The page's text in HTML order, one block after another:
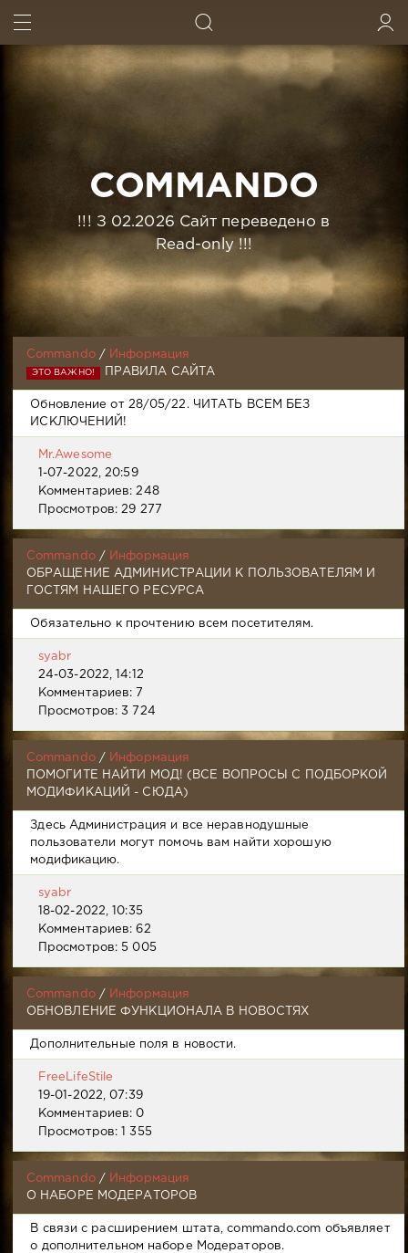
COMMANDO
!!! З 02.2026 Сайт переведено в
Read-only !!!
Commando/ Информация
ЭТО ВАЖНО! ПРАВИЛА САЙТА
Обновление от 28/05/22. ЧИТАТЬ ВСЕМ БЕЗ
ИСКЛЮЧЕНИЙ!
Mr.Awesome
1-07-2022, 20:59
Комментариев: 248
Просмотров: 29 277
Commando/
Информация
ОБРАЩЕНИЕ АДМИНИСТРАЦИИ К ПОЛЬЗОВАТЕЛЯМ И
ГОСТЯМ НАШЕГО РЕСУРСА
Обязательно к прочтению всем посетителям.
syabr
24-03-2022, 14:12
Комментариев: 7
Просмотров: 3 724
Commando/
Информация
ПОМОГИТЕ НАЙТИ МОД! (ВСЕ ВОПРОСЫ С ПОДБОРКОЙ
МОДИФИКАЦИЙ - СЮДА)
Здесь Администрация и все неравнодушные
пользователи могут помочь вам найти хорошую
модификацию.
syabr
18-02-2022, 10:35
Комментариев: 62
Просмотров: 5 005
Commando/
Информация
ОБНОВЛЕНИЕ ФУНКЦИОНАЛА В НОВОСТЯХ
Дополнительные поля в новости.
FreeLifeStile
19-01-2022, 07:39
Комментариев: 0
Просмотров: 1 355
Commando/
Информация
О НАБОРЕ МОДЕРАТОРОВ
В связи с расширением штата, commando.com объявляет
о дополнительном наборе Модераторов.